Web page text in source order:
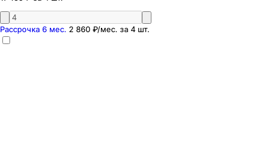
Рассрочка 6 мес. 2 860 ₽/мес. за 4 шт.